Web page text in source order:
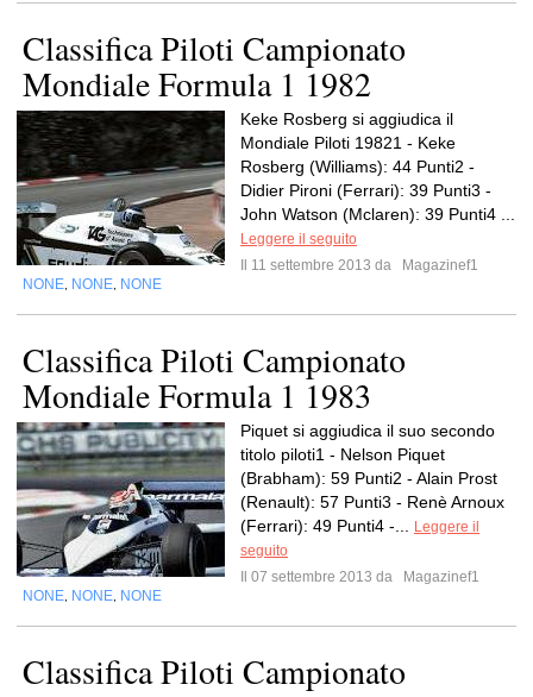
Classifica Piloti Campionato
Mondiale Formula 1 1982
Keke Rosberg si aggiudica il
Mondiale Piloti 19821 - Keke
Rosberg (Williams): 44 Punti2 -
Didier Pironi (Ferrari): 39 Punti3 -
John Watson (Mclaren): 39 Punti4 ...
Leggere il seguito
Il 11 settembre 2013 da
Magazinef1
NONE NONE NONE
Classifica Piloti Campionato
Mondiale Formula 1 1983
Piquet si aggiudica il suo secondo
titolo piloti1 - Nelson Piquet
(Brabham): 59 Punti2 - Alain Prost
(Renault): 57 Punti3 - Renè Arnoux
(Ferrari): 49 Punti4 -...
Leggere il
seguito
Il 07 settembre 2013 da
Magazinef1
NONE NONE NONE
Classifica Piloti Campionato